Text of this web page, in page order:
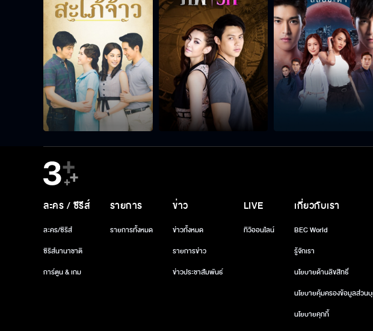
ละคร / ซีรีส์
ละคร/ซีรีส์
ซีรีส์นานาชาติ
การ์ตูน & เกม
รายการ
รายการทั้งหมด
ข่าว
ข่าวทั้งหมด
รายการข่าว
ข่าวประชาสัมพันธ์
LIVE
ทีวีออนไลน์
เกี่ยวกับเรา
BEC World
รู้จักเรา
นโยบายด้านลิขสิทธิ์
นโยบายคุ้มครองข้อมูลส่วน
นโยบายคุกกี้